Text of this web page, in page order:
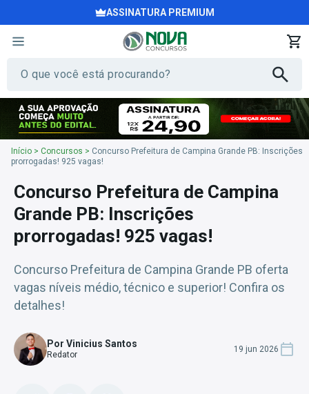
ASSINATURA PREMIUM
Início > Concursos > Concurso Prefeitura de Campina Grande PB: Inscrições
prorrogadas! 925 vagas!
Concurso Prefeitura de Campina
Grande PB: Inscrições
prorrogadas! 925 vagas!
Concurso Prefeitura de Campina Grande PB oferta
vagas níveis médio, técnico e superior! Confira os
detalhes!
Por Vinicius Santos
Redator
19 jun 2026